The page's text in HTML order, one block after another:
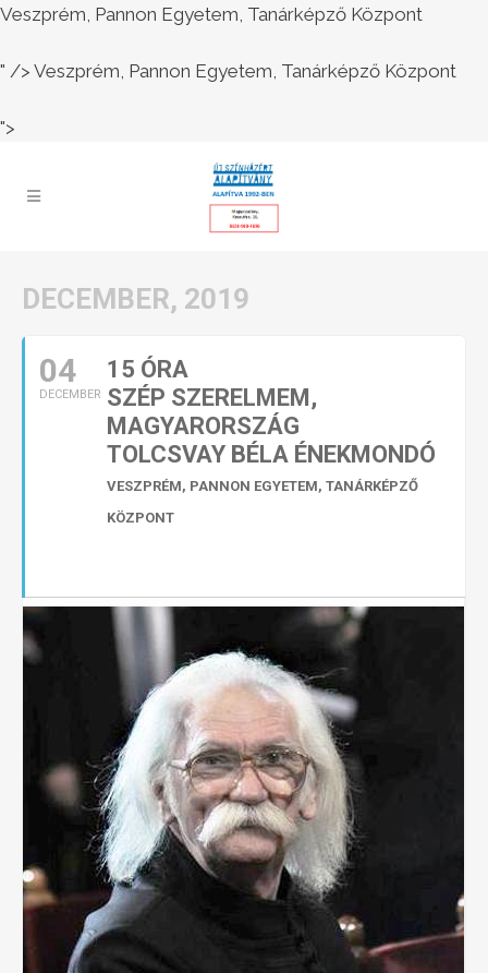
Veszprém, Pannon Egyetem, Tanárképző Központ
" /> Veszprém, Pannon Egyetem, Tanárképző Központ
">
DECEMBER, 2019
04
DECEMBER
15 ÓRA
SZÉP SZERELMEM,
MAGYARORSZÁG
TOLCSVAY BÉLA ÉNEKMONDÓ
VESZPRÉM, PANNON EGYETEM, TANÁRKÉPZŐ
KÖZPONT